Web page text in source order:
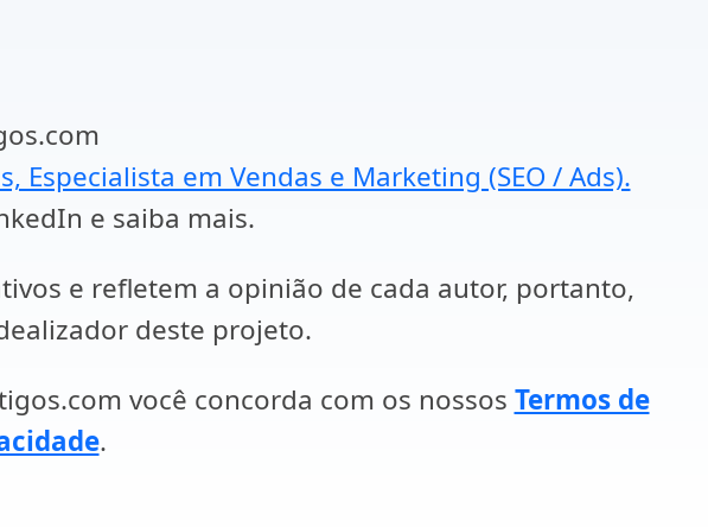
Especialista em Vendas e Marketing (SEO / Ads).
e saiba mais.
e refletem a opinião de cada autor, portanto,
deste projeto.
você concorda com os nossos Termos de
.